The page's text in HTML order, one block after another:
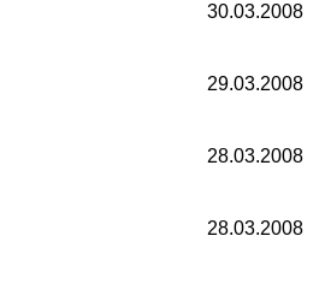
30.03.2008
29.03.2008
28.03.2008
28.03.2008